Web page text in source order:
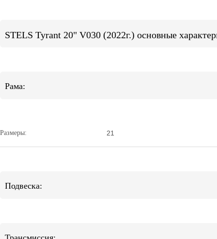
STELS Tyrant 20" V030 (2022г.) основные
Рама:
Размеры: 21
Подвеска: